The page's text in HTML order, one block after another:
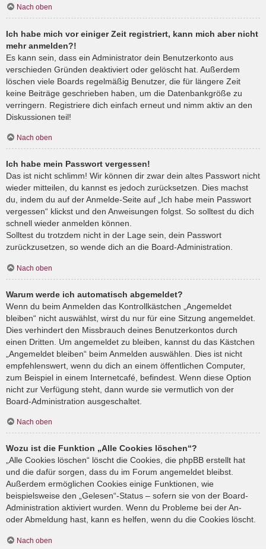
Nach oben
Ich habe mich vor einiger Zeit registriert, kann mich aber nicht
mehr anmelden?!
Es kann sein, dass ein Administrator dein Benutzerkonto aus
verschieden Gründen deaktiviert oder gelöscht hat. Außerdem
löschen viele Boards regelmäßig Benutzer, die für längere Zeit
keine Beiträge geschrieben haben, um die Datenbankgröße zu
verringern. Registriere dich einfach erneut und nimm aktiv an den
Diskussionen teil!
Nach oben
Ich habe mein Passwort vergessen!
Das ist nicht schlimm! Wir können dir zwar dein altes Passwort nicht
wieder mitteilen, du kannst es jedoch zurücksetzen. Dies machst
du, indem du auf der Anmelde-Seite auf „Ich habe mein Passwort
vergessen“ klickst und den Anweisungen folgst. So solltest du dich
schnell wieder anmelden können.
Solltest du trotzdem nicht in der Lage sein, dein Passwort
zurückzusetzen, so wende dich an die Board-Administration.
Nach oben
Warum werde ich automatisch abgemeldet?
Wenn du beim Anmelden das Kontrollkästchen „Angemeldet
bleiben“ nicht auswählst, wirst du nur für eine Sitzung angemeldet.
Dies verhindert den Missbrauch deines Benutzerkontos durch
einen Dritten. Um angemeldet zu bleiben, kannst du das Kästchen
„Angemeldet bleiben“ beim Anmelden auswählen. Dies ist nicht
empfehlenswert, wenn du dich an einem öffentlichen Computer,
zum Beispiel in einem Internetcafé, befindest. Wenn diese Option
nicht zur Verfügung steht, dann wurde sie vermutlich von der
Board-Administration ausgeschaltet.
Nach oben
Wozu ist die Funktion „Alle Cookies löschen“?
„Alle Cookies löschen“ löscht die Cookies, die phpBB erstellt hat
und die dafür sorgen, dass du im Forum angemeldet bleibst.
Außerdem ermöglichen Cookies einige Funktionen, wie
beispielsweise den „Gelesen“-Status – sofern sie von der Board-
Administration aktiviert wurden. Wenn du Probleme bei der An-
oder Abmeldung hast, kann es helfen, wenn du die Cookies löscht.
Nach oben